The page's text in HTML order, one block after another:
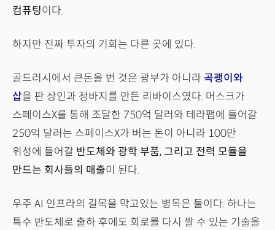
컴퓨팅이다.
하지만 진짜 투자의 기회는 다른 곳에 있다.
골드러시에서 큰돈을 번 것은 광부가 아니라 곡괭이와
삽을 판 상인과 청바지를 만든 리바이스였다. 머스크가
스페이스X를 통해 조달한 750억 달러와 테라팹에 들어갈
250억 달러는 스페이스X가 버는 돈이 아니라 100만
위성에 들어갈 반도체와 광학 부품, 그리고 전력 모듈을
만드는 회사들의 매출이 된다.
우주 AI 인프라의 길목을 막고있는 병목은 둘이다. 하나는
특수 반도체로 출하 후에도 회로를 다시 짤 수 있는 기술을